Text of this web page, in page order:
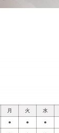
月
火 水
● ● ●